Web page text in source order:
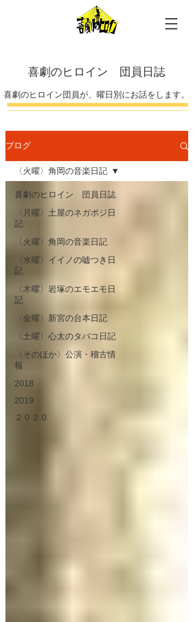
喜劇のヒロイン 団員日誌
喜劇のヒロイン団員が、曜日別にお話をします。
ブログ
喜劇のヒロイン 団員日誌
〈月曜〉土屋のネガポジ日
記
〈火曜〉角岡の音楽日記
〈水曜〉イイノの嘘つき日
記
〈木曜〉岩塚のエモエモ日
記
〈金曜〉新宮の台本日記
〈土曜〉心太のタバコ日記
〈そのほか〉公演・稽古情
報
2018
2019
２０２０
〈火曜〉角岡の音楽日記